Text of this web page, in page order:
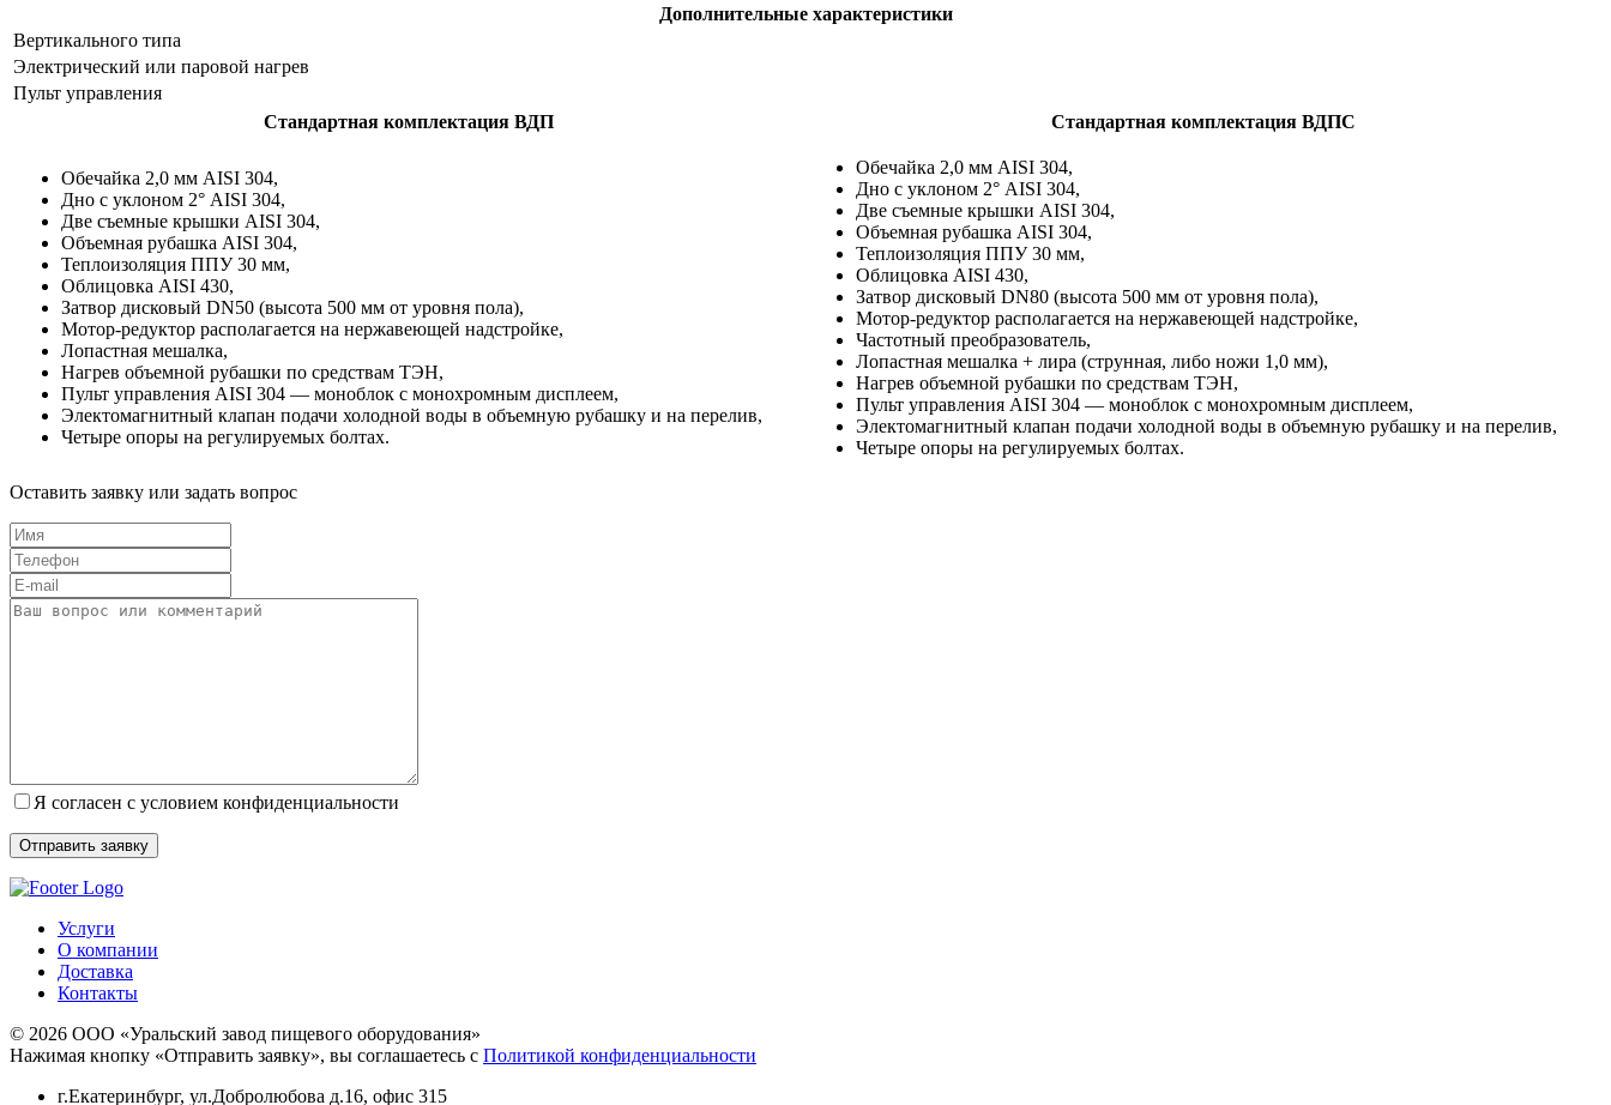
Дополнительные характеристики
Вертикального типа
Электрический или паровой нагрев
Пульт управления
Стандартная комплектация ВДП
Стандартная комплектация ВДПС
Обечайка 2,0 мм AISI 304,
Дно с уклоном 2° AISI 304,
Две съемные крышки AISI 304,
Объемная рубашка AISI 304,
Теплоизоляция ППУ 30 мм,
Облицовка AISI 430,
Затвор дисковый DN50 (высота 500 мм от уровня пола),
Мотор-редуктор располагается на нержавеющей надстройке,
Лопастная мешалка,
Нагрев объемной рубашки по средствам ТЭН,
Пульт управления AISI 304 — моноблок с монохромным дисплеем,
Электомагнитный клапан подачи холодной воды в объемную рубашку и на перелив,
Четыре опоры на регулируемых болтах.
Обечайка 2,0 мм AISI 304,
Дно с уклоном 2° AISI 304,
Две съемные крышки AISI 304,
Объемная рубашка AISI 304,
Теплоизоляция ППУ 30 мм,
Облицовка AISI 430,
Затвор дисковый DN80 (высота 500 мм от уровня пола),
Мотор-редуктор располагается на нержавеющей надстройке,
Частотный преобразователь,
Лопастная мешалка + лира (струнная, либо ножи 1,0 мм),
Нагрев объемной рубашки по средствам ТЭН,
Пульт управления AISI 304 — моноблок с монохромным дисплеем,
Электомагнитный клапан подачи холодной воды в объемную рубашку и на перелив,
Четыре опоры на регулируемых болтах.
Оставить заявку или задать вопрос
Я согласен с условием конфиденциальности
Услуги
О компании
Доставка
Контакты
© 2026 ООО «Уральский завод пищевого оборудования»
Нажимая кнопку «Отправить заявку», вы соглашаетесь с Политикой конфиденциальности
г.Екатеринбург, ул.Добролюбова д.16, офис 315